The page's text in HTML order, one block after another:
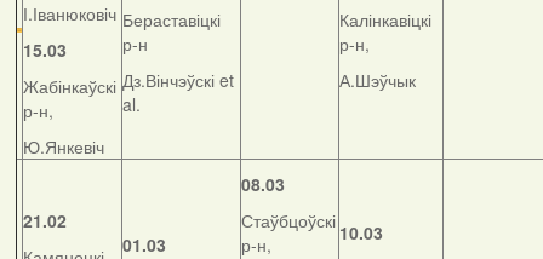
І.Іванюковіч
15.03
Жабінкаўскі
р-н,
Ю.Янкевіч
Бераставіцкі
р-н
Дз.Вінчэўскі et
al.
Калінкавіцкі
р-н,
А.Шэўчык
21.02
01.03
08.03
Стаўбцоўскі
р-н,
10.03